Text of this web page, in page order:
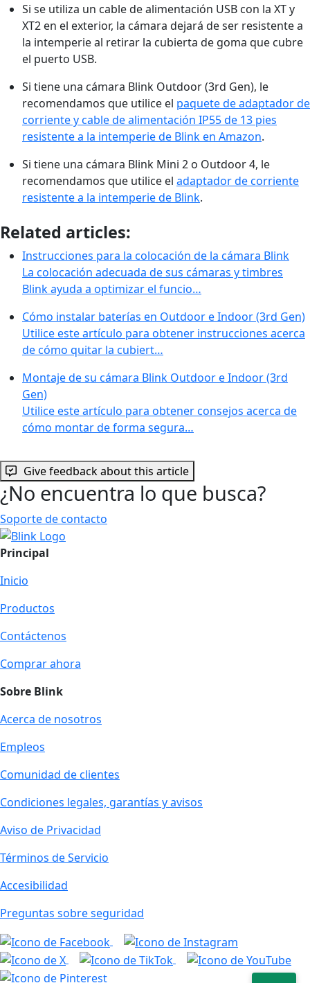
Si se utiliza un cable de alimentación USB con la XT y
XT2 en el exterior, la cámara dejará de ser resistente a
la intemperie al retirar la cubierta de goma que cubre
el puerto USB.
Si tiene una cámara Blink Outdoor (3rd Gen), le
recomendamos que utilice el paquete de adaptador de
corriente y cable de alimentación IP55 de 13 pies
resistente a la intemperie de Blink en Amazon.
Si tiene una cámara Blink Mini 2 o Outdoor 4, le
recomendamos que utilice el adaptador de corriente
resistente a la intemperie de Blink.
Related articles:
Instrucciones para la colocación de la cámara Blink
La colocación adecuada de sus cámaras y timbres
Blink ayuda a optimizar el funcio…
Cómo instalar baterías en Outdoor e Indoor (3rd Gen)
Utilice este artículo para obtener instrucciones acerca
de cómo quitar la cubiert…
Montaje de su cámara Blink Outdoor e Indoor (3rd
Gen)
Utilice este artículo para obtener consejos acerca de
cómo montar de forma segura…
Give feedback about this article
¿No encuentra lo que busca?
Soporte de contacto
Principal
Inicio
Productos
Contáctenos
Comprar ahora
Sobre Blink
Acerca de nosotros
Empleos
Comunidad de clientes
Condiciones legales, garantías y avisos
Aviso de Privacidad
Términos de Servicio
Accesibilidad
Preguntas sobre seguridad